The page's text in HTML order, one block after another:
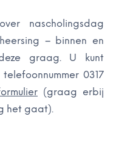
nascholingsdag
– binnen en
graag. U kunt
0317
(graag erbij
het gaat).